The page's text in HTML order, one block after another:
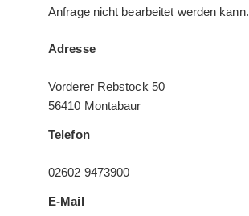
Anfrage nicht bearbeitet werden kann.
Adresse
Vorderer Rebstock 50
56410 Montabaur
Telefon
02602 9473900
E-Mail